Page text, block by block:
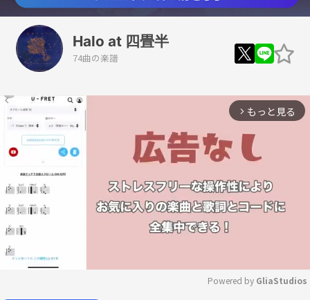
Halo at 四畳半
74曲の楽譜
arrow_forward_ios もっと見る
Powered by GliaStudios